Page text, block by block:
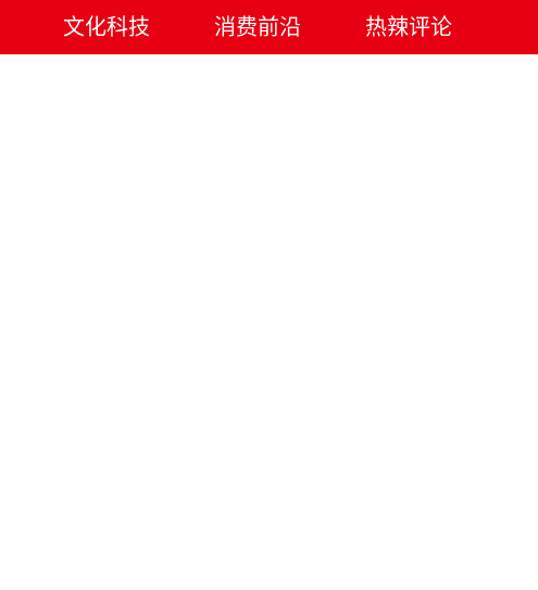
文化科技 消费前沿 热辣评论